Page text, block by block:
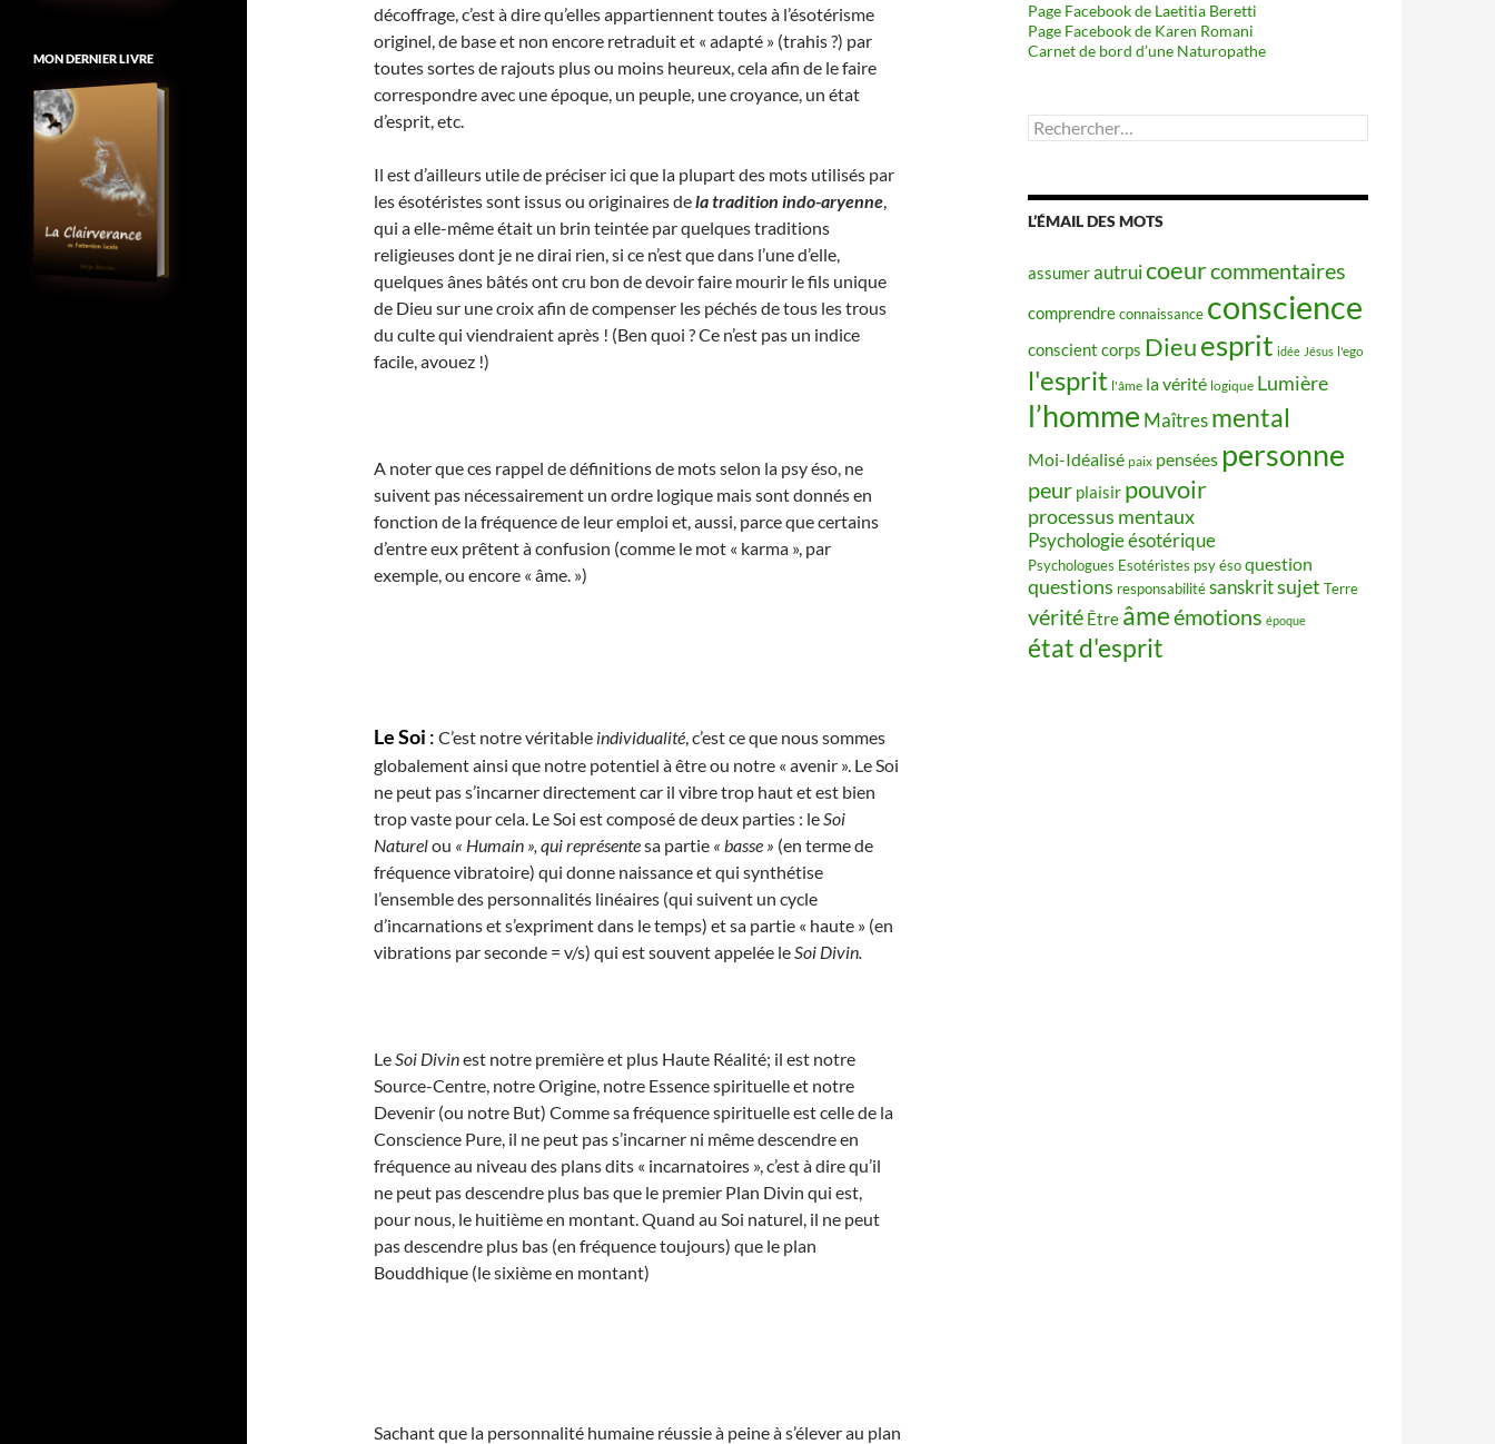
décoffrage, c’est à dire qu’elles appartiennent toutes à l’ésotérisme
originel, de base et non encore retraduit et « adapté » (trahis ?) par
toutes sortes de rajouts plus ou moins heureux, cela afin de le faire
correspondre avec une époque, un peuple, une croyance, un état
d’esprit, etc.
Il est d’ailleurs utile de préciser ici que la plupart des mots utilisés par
les ésotéristes sont issus ou originaires dela tradition indo-aryenne,
qui a elle-même était un brin teintée par quelques traditions
religieuses dont je ne dirai rien, si ce n’est que dans l’une d’elle,
quelques ânes bâtés ont cru bon de devoir faire mourir le fils unique
de Dieu sur une croix afin de compenser les péchés de tous les trous
du culte qui viendraient après ! (Ben quoi ? Ce n’est pas un indice
facile, avouez !)
A noter que ces rappel de définitions de mots selon la psy éso, ne
suivent pas nécessairement un ordre logique mais sont donnés en
fonction de la fréquence de leur emploi et, aussi, parce que certains
d’entre eux prêtent à confusion (comme le mot « karma », par
exemple, ou encore « âme. »)
Le Soi : C’est notre véritable individualité, c’est ce que nous sommes
globalement ainsi que notre potentiel à être ou notre « avenir ». Le Soi
ne peut pas s’incarner directement car il vibre trop haut et est bien
trop vaste pour cela. Le Soi est composé de deux parties : leSoi
Naturelou « Humain », qui représentesa partie « basse » (en terme de
fréquence vibratoire) qui donne naissance et qui synthétise
l’ensemble des personnalités linéaires (qui suivent un cycle
d’incarnations et s’expriment dans le temps) et sa partie « haute » (en
vibrations par seconde = v/s) qui est souvent appelée leSoi Divin.
LeSoi Divinest notre première et plus Haute Réalité; il est notre
Source-Centre, notre Origine, notre Essence spirituelle et notre
Devenir (ou notre But) Comme sa fréquence spirituelle est celle de la
Conscience Pure, il ne peut pas s’incarner ni même descendre en
fréquence au niveau des plans dits « incarnatoires », c’est à dire qu’il
ne peut pas descendre plus bas que le premier Plan Divin qui est,
pour nous, le huitième en montant. Quand au Soi naturel, il ne peut
pas descendre plus bas (en fréquence toujours) que le plan
Bouddhique (le sixième en montant)
Sachant que la personnalité humaine réussie à peine à s’élever au plan
Page Facebook de Laetitia Beretti
Page Facebook de Karen Romani
Carnet de bord d’une Naturopathe
Rechercher :
L’ÉMAIL DES MOTS
assumerautruicoeurcommentaires
comprendreconnaissance conscience
conscient corps Dieuesprit idée Jésus l'ego
l'esprit l'âme la vérité logique Lumière
l’homme Maîtres mental
Moi-Idéalisé paix pensées personne
peur plaisir pouvoir
processus mentaux
Psychologie ésotérique
Psychologues Esotéristes psy ésoquestion
questions responsabilitésanskritsujet Terre
vérité Être âmeémotions époque
état d'esprit
MON DERNIER LIVRE